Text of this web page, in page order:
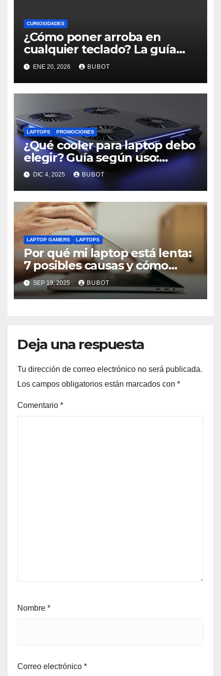
CURIOSIDADES
¿Cómo poner arroba en
cualquier teclado? La guía
rápida que todos necesitan
ENE 20, 2026 BUBOT
LAPTOPS PROMOCIONES
¿Qué cooler para laptop debo
elegir? Guía según uso:
trabajo, estudio o gaming
DIC 4, 2025 BUBOT
LAPTOP GAMERS LAPTOPS
Por qué mi laptop está lenta:
7 posibles causas y cómo
solucionarlas
SEP 19, 2025 BUBOT
Deja una respuesta
Tu dirección de correo electrónico no será publicada.
Los campos obligatorios están marcados con *
Comentario *
Nombre *
Correo electrónico *